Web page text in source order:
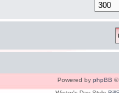
Powered by phpBB ©